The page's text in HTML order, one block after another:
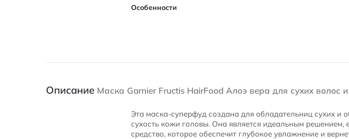
Особенности
Описание Маска Garnier Fructis HairFood Алоэ вера для сухих волос
Эта маска-суперфуд создана для обладательниц сухих и
сухость кожи головы. Она является идеальным решением,
средство, которое обеспечит глубокое увлажнение и